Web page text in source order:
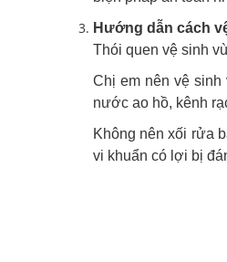
Hướng dẫn cách
Thói quen vệ sinh
Chị em nên vệ
nước ao hồ, kênh
Không nên xối rửa
vi khuẩn có lợi bị